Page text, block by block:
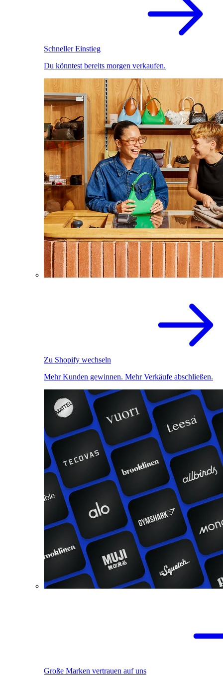
Schneller Einstieg
Du könntest bereits morgen verkaufen.
Zu Shopify wechseln
Mehr Kunden gewinnen. Mehr Verkäufe abschließen.
Große Marken vertrauen auf uns